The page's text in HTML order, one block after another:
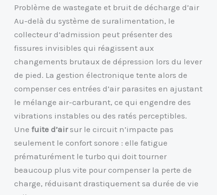
Problème de wastegate et bruit de décharge d’air
Au-delà du système de suralimentation, le
collecteur d’admission peut présenter des
fissures invisibles qui réagissent aux
changements brutaux de dépression lors du lever
de pied. La gestion électronique tente alors de
compenser ces entrées d’air parasites en ajustant
le mélange air-carburant, ce qui engendre des
vibrations instables ou des ratés perceptibles.
Unefuite d’airsur le circuit n’impacte pas
seulement le confort sonore : elle fatigue
prématurément le turbo qui doit tourner
beaucoup plus vite pour compenser la perte de
charge, réduisant drastiquement sa durée de vie